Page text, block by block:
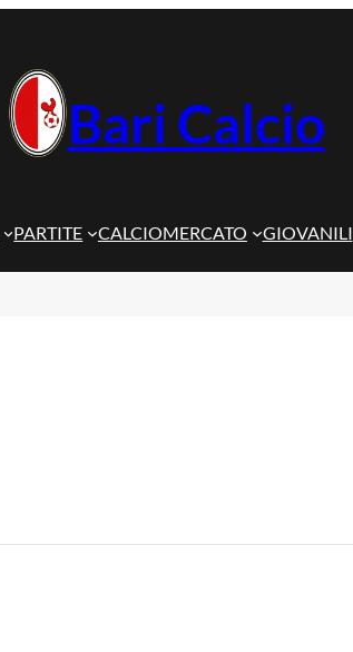
Bari Calcio
PARTITE CALCIOMERCATO GIOVANILI